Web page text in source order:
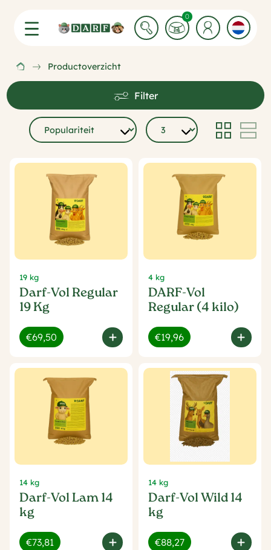
00 Winkelwagen items
Productoverzicht
Filter
19 kg
Darf-Vol Regular
19 Kg
€69,50
4 kg
DARF-Vol
Regular (4 kilo)
€19,96
14 kg
Darf-Vol Lam 14
kg
€73,81
14 kg
Darf-Vol Wild 14
kg
€88,27